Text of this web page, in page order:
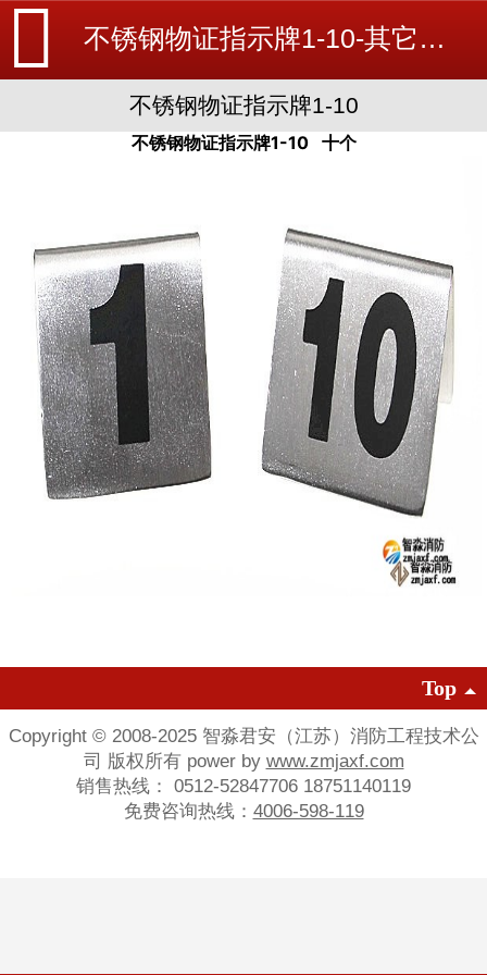
不锈钢物证指示牌1-10-其它消防器材-消防设备安装_北京探测器清洗_江苏消防改造维修-苏州消防工程施工安装公司-
不锈钢物证指示牌1-10
不锈钢物证指示牌1-10 十个
Top
Copyright © 2008-2025 智淼君安（江苏）消防工程技术公
司 版权所有 power by www.zmjaxf.com
销售热线： 0512-52847706 18751140119
免费咨询热线： 4006-598-119